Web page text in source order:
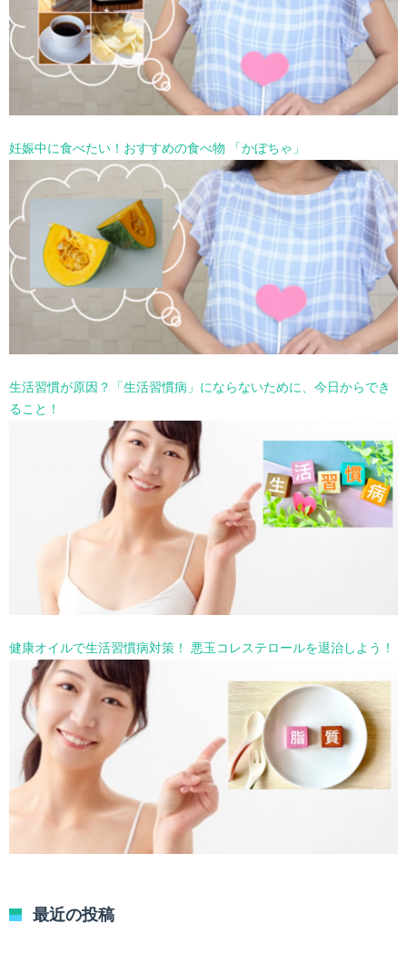
妊娠中に食べたい！おすすめの食べ物 「かぼちゃ」
生活習慣が原因？「生活習慣病」にならないために、今日からでき
ること！
健康オイルで生活習慣病対策！ 悪玉コレステロールを退治しよう！
最近の投稿